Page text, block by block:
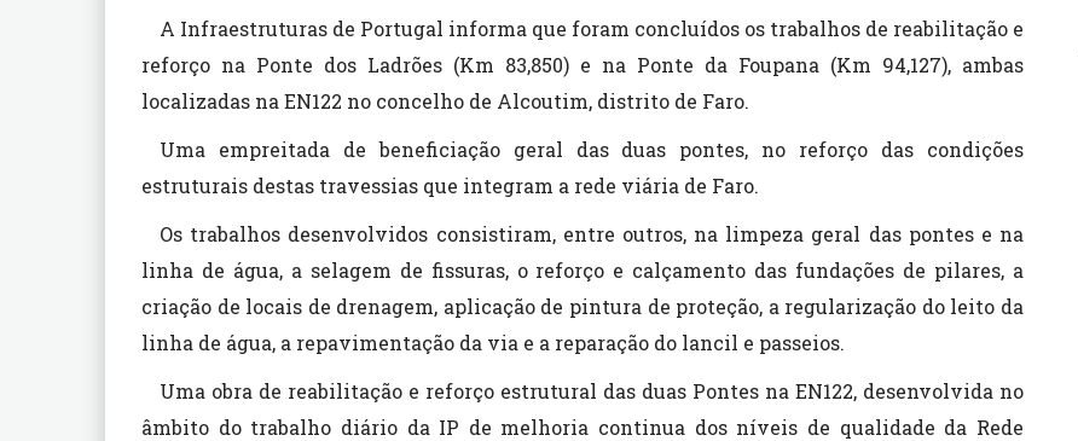
A Infraestruturas de Portugal informa que foram concluídos os trabalhos de reabilitação e
reforço na Ponte dos Ladrões (Km 83,850) e na Ponte da Foupana (Km 94,127), ambas
localizadas na EN122 no concelho de Alcoutim, distrito de Faro.
Uma empreitada de beneficiação geral das duas pontes, no reforço das condições
estruturais destas travessias que integram a rede viária de Faro.
Os trabalhos desenvolvidos consistiram, entre outros, na limpeza geral das pontes e na
linha de água, a selagem de fissuras, o reforço e calçamento das fundações de pilares, a
criação de locais de drenagem, aplicação de pintura de proteção, a regularização do leito da
linha de água, a repavimentação da via e a reparação do lancil e passeios.
Uma obra de reabilitação e reforço estrutural das duas Pontes na EN122, desenvolvida no
âmbito do trabalho diário da IP de melhoria continua dos níveis de qualidade da Rede